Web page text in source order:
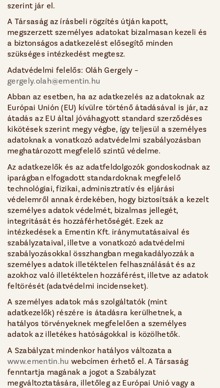
szerint jár el.
A Társaság az írásbeli rögzítés útján kapott,
megszerzett személyes adatokat bizalmasan kezeli és
a biztonságos adatkezelést elősegítő minden
szükséges intézkedést megtesz.
Adatvédelmi felelős: Oláh Gergely –
gergely.olah@ementin.hu
Abban az esetben, ha az adatkezelés az adatoknak az
Európai Unión (EU) kívülre történő átadásával is jár, az
átadás az EU által jóváhagyott standard szerződéses
kikötések szerint megy végbe, így teljesül a személyes
adatoknak a vonatkozó adatvédelmi szabályozásban
meghatározott megfelelő szintű védelme.
Az adatkezelők és az adatfeldolgozók gondoskodnak az
iparágban elfogadott standardoknak megfelelő
technológiai, fizikai, adminisztratív és eljárási
védelemről annak érdekében, hogy biztosítsák a kezelt
személyes adatok védelmét, bizalmas jellegét,
integritását és hozzáférhetőségét. Ezek az
intézkedések a Ementin Kft. iránymutatásaival és
szabályzataival, illetve a vonatkozó adatvédelmi
szabályozásokkal összhangban megakadályozzák a
személyes adatok illetéktelen felhasználását és az
azokhoz való illetéktelen hozzáférést, illetve az adatok
feltörését (adatvédelmi incidenseket).
A személyes adatok más szolgáltatók (mint
adatkezelők) részére is átadásra kerülhetnek, a
hatályos törvényeknek megfelelően a személyes
adatok az illetékes hatóságokkal is közölhetők.
A Szabályzat mindenkor hatályos változata a
www.ementin.hu webcímen érhető el. A Társaság
fenntartja magának a jogot a Szabályzat
megváltoztatására, illetőleg az Európai Unió vagy a